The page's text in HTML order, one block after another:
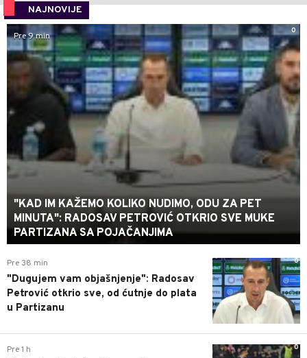
NAJNOVIJE
0
Pre 9 min
"KAD IM KAŽEMO KOLIKO NUDIMO, ODU ZA PET
MINUTA": RADOSAV PETROVIĆ OTKRIO SVE MUKE
PARTIZANA SA POJAČANJIMA
0
Pre 38 min
"Dugujem vam objašnjenje": Radosav
Petrović otkrio sve, od ćutnje do plata
u Partizanu
0
Pre 1 h